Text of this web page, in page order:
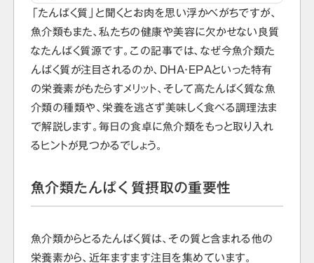
「たんぱく質」と聞くとお肉を思い浮かべがちですが、
魚介類もまた、私たちの健康や美容に欠かせない良質
なたんぱく質源です。この記事では、なぜ今魚介類た
んぱく質が注目されるのか、DHA・EPAといった特有
の栄養素がもたらすメリット、そして高たんぱく質な魚
介類の種類や、栄養を逃さず美味しく食べる調理法ま
で解説します。毎日の食卓に魚介類をもっと取り入れ
るヒントが見つかるでしょう。
魚介類たんぱく質摂取の重要性
魚介類からとるたんぱく質は、その質と含まれる他の
栄養素から、近年ますます注目を集めています。